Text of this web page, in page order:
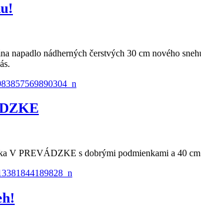
napadlo nádherných čerstvých 30 cm nového
V PREVÁDZKE s dobrými podmienkami a 40 cm